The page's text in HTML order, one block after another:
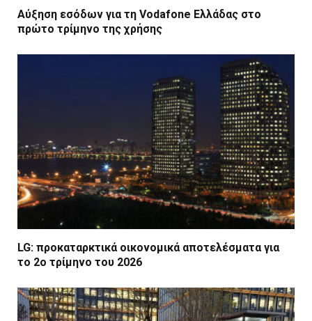
Αύξηση εσόδων για τη Vodafone Ελλάδας στο
πρώτο τρίμηνο της χρήσης
LG: προκαταρκτικά οικονομικά αποτελέσματα για
το 2ο τρίμηνο του 2026